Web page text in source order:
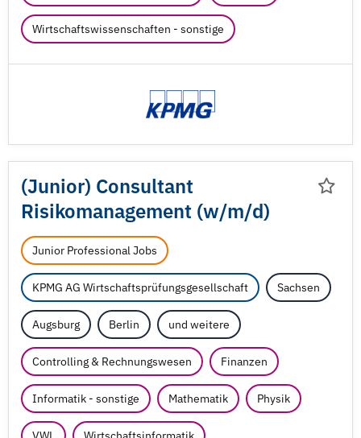
Wirtschaftswissenschaften - sonstige
(Junior) Consultant
Risikomanagement (w/m/d)
Junior Professional Jobs
KPMG AG Wirtschaftsprüfungsgesellschaft Sachsen
Augsburg Berlin und weitere
Controlling & Rechnungswesen Finanzen
Informatik - sonstige Mathematik Physik